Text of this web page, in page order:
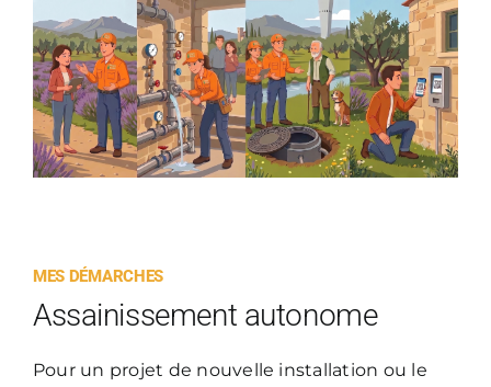
MES DÉMARCHES
Assainissement autonome
Pour un projet de nouvelle installation ou le